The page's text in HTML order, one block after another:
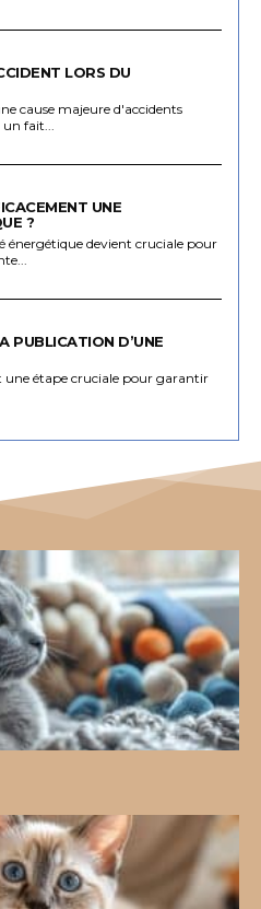
LORS DU
cause majeure d'accidents
fait...
UNE
?
énergétique devient cruciale pour
PUBLICATION D’UNE
une étape cruciale pour garantir